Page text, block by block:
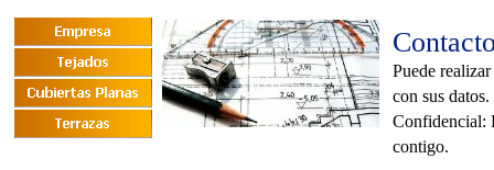
Puede
con sus datos.
Confidencial:
contigo.